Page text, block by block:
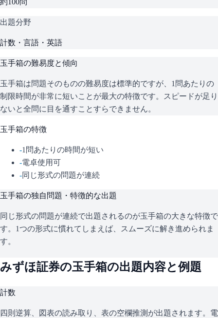
約100問
出題分野
計数・言語・英語
玉手箱の難易度と傾向
玉手箱は問題そのものの難易度は標準的ですが、1問あたりの
制限時間が非常に短いことが最大の特徴です。スピードが足り
ないと全問に目を通すことすらできません。
玉手箱の特徴
-1問あたりの時間が短い
-電卓使用可
-同じ形式の問題が連続
玉手箱の独自問題・特徴的な出題
同じ形式の問題が連続で出題されるのが玉手箱の大きな特徴で
す。1つの形式に慣れてしまえば、スムーズに解き進められま
す。
みずほ証券の玉手箱の出題内容と例題
計数
四則逆算、図表の読み取り、表の空欄推測が出題されます。電